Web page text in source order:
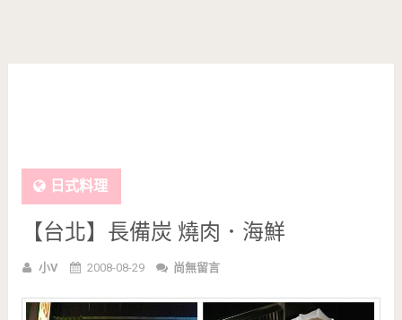
日式料理
【台北】長備炭 燒肉．海鮮
小V 2008-08-29 尚無留言